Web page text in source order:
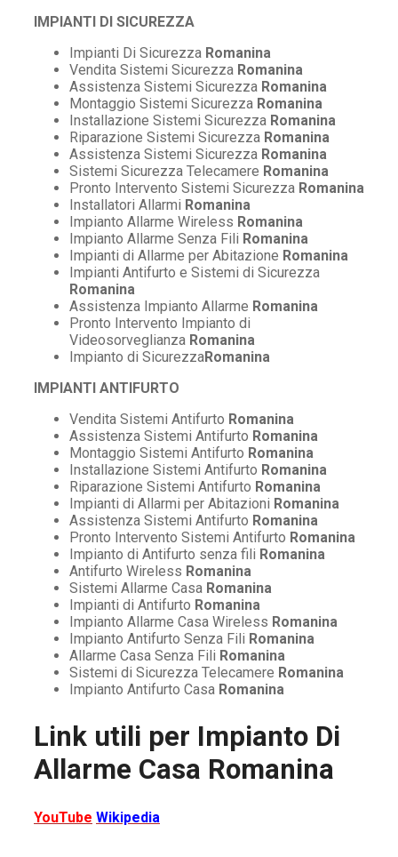
IMPIANTI DI SICUREZZA
Impianti Di Sicurezza Romanina
Vendita Sistemi Sicurezza Romanina
Assistenza Sistemi Sicurezza Romanina
Montaggio Sistemi Sicurezza Romanina
Installazione Sistemi Sicurezza Romanina
Riparazione Sistemi Sicurezza Romanina
Assistenza Sistemi Sicurezza Romanina
Sistemi Sicurezza Telecamere Romanina
Pronto Intervento Sistemi Sicurezza Romanina
Installatori Allarmi Romanina
Impianto Allarme Wireless Romanina
Impianto Allarme Senza Fili Romanina
Impianti di Allarme per Abitazione Romanina
Impianti Antifurto e Sistemi di Sicurezza
Romanina
Assistenza Impianto Allarme Romanina
Pronto Intervento Impianto di
Videosorveglianza Romanina
Impianto di SicurezzaRomanina
IMPIANTI ANTIFURTO
Vendita Sistemi Antifurto Romanina
Assistenza Sistemi Antifurto Romanina
Montaggio Sistemi Antifurto Romanina
Installazione Sistemi Antifurto Romanina
Riparazione Sistemi Antifurto Romanina
Impianti di Allarmi per Abitazioni Romanina
Assistenza Sistemi Antifurto Romanina
Pronto Intervento Sistemi Antifurto Romanina
Impianto di Antifurto senza fili Romanina
Antifurto Wireless Romanina
Sistemi Allarme Casa Romanina
Impianti di Antifurto Romanina
Impianto Allarme Casa Wireless Romanina
Impianto Antifurto Senza Fili Romanina
Allarme Casa Senza Fili Romanina
Sistemi di Sicurezza Telecamere Romanina
Impianto Antifurto Casa Romanina
Link utili per Impianto Di
Allarme Casa Romanina
YouTube Wikipedia